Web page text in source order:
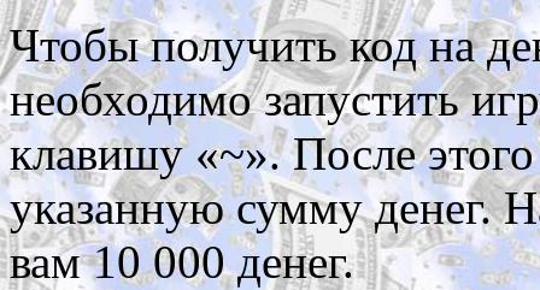
Чтобы получить код на
необходимо запустить
клавишу «~». После
указанную сумму денег.
вам 10 000 денег.